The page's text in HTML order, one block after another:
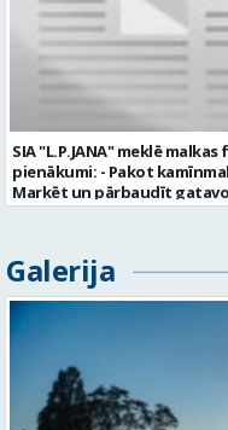
valmiera.lv personīgi SIA
„Brandeļi”, Brandeļi,
daļā darba dienās no plkst.
konkursa termiņa beigām
aicināti uz tikšanos klātienē. Informācijai: 29231565 * Iesniegtos
personas datus SIA “VTU
noteiktu vakancei
viņa personas dati tiktu
bāzē ar mērķi tos apstrādāt
atlases konkursos, tad
Valmiera, Valmieras nov.
Darba veids: Darbinieka
vesela slodze Darbības
Līgums: Darbinieka amats
21 Kontaktpersona: CV ar
info@vtu-valmiera.lv vai
Vispārējā vidējā izglītība
SIA "L.P.JANA" meklē malkas
pienākumi: - Pakot
Marķēt un pārbaudīt
kvalitāti un kārtību darba vietā Prasības kandidātiem: -
padarītā) - Vienmēr laikā
atbalstošus kolēģus Lūgums CV sūtīt uz e- pastu:
SAIŅOŠANAS OPERATORS
Darba vietas adrese:
Valmieras nov. Slodze:
Pieteikto vietu skaits: 2
datums: 2026-08-17
Galerija